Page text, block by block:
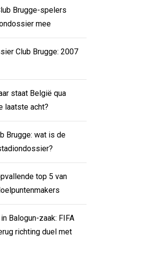
Brugge-spelers
mee
Club Brugge: 2007
staat België qua
laatste acht?
Brugge: wat is de
top 5 van
Balogun-zaak: FIFA
richting duel met